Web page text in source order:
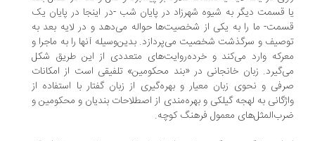
قسمت دیگر به شیوه شهرزاد در پایان شب -‌در اینجا در پایان یک
ما را به یکی از شخصیت‌ها حواله می‌دهد و در لایه بعد به
و سرگذشت شخصیت می‌پردازد. بدین‌وسیله آنها را به ماجرا و
وارد می‌کند و خرده‌روایت‌های متعددی از این طریق شکل
زبان خانجانی در «بند محکومین» تلفیقی است از امکانات
و نحوی زبان معیار و بهره‌گیری از زبان گفتار با استفاده از
به لهجه گیلکی و بهره‌مندی از اصطلاحات بندیان و محکومین و
معمول فرهنگ کوچه.